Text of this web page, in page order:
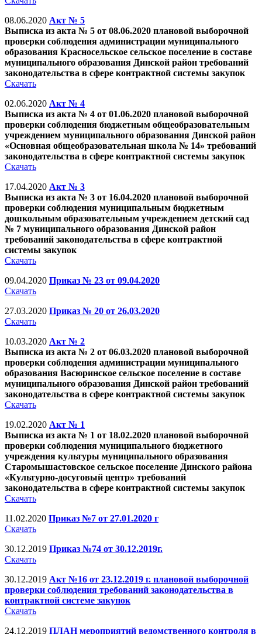
08.06.2020 Акт № 5
Выписка из акта № 5 от 08.06.2020 плановой выборочной
проверки соблюдения администрации муниципального
образования Красносельское сельское поселение в составе
муниципального образования Динской район требований
законодательства в сфере контрактной системы закупок
Скачать
02.06.2020 Акт № 4
Выписка из акта № 4 от 01.06.2020 плановой выборочной
проверки соблюдения бюджетным общеобразовательным
учреждением муниципального образования Динской район
«Основная общеобразовательная школа № 14» требований
законодательства в сфере контрактной системы закупок
Скачать
17.04.2020 Акт № 3
Выписка из акта № 3 от 16.04.2020 плановой выборочной
проверки соблюдения муниципальным бюджетным
дошкольным образовательным учреждением детский сад
№ 7 муниципального образования Динской район
требований законодательства в сфере контрактной
системы закупок
Скачать
09.04.2020 Приказ № 23 от 09.04.2020
Скачать
27.03.2020 Приказ № 20 от 26.03.2020
Скачать
10.03.2020 Акт № 2
Выписка из акта № 2 от 06.03.2020 плановой выборочной
проверки соблюдения администрации муниципального
образования Васюринское сельское поселение в составе
муниципального образования Динской район требований
законодательства в сфере контрактной системы закупок
Скачать
19.02.2020 Акт № 1
Выписка из акта № 1 от 18.02.2020 плановой выборочной
проверки соблюдения муниципального бюджетного
учреждения культуры муниципального образования
Старомышастовское сельское поселение Динского района
«Культурно-досуговый центр» требований
законодательства в сфере контрактной системы закупок
Скачать
11.02.2020 Приказ №7 от 27.01.2020 г
Скачать
30.12.2019 Приказ №74 от 30.12.2019г.
Скачать
30.12.2019 Акт №16 от 23.12.2019 г. плановой выборочной
проверки соблюдения требований законодательства в
контрактной системе закупок
Скачать
24.12.2019 ПЛАН мероприятий ведомственного контроля в